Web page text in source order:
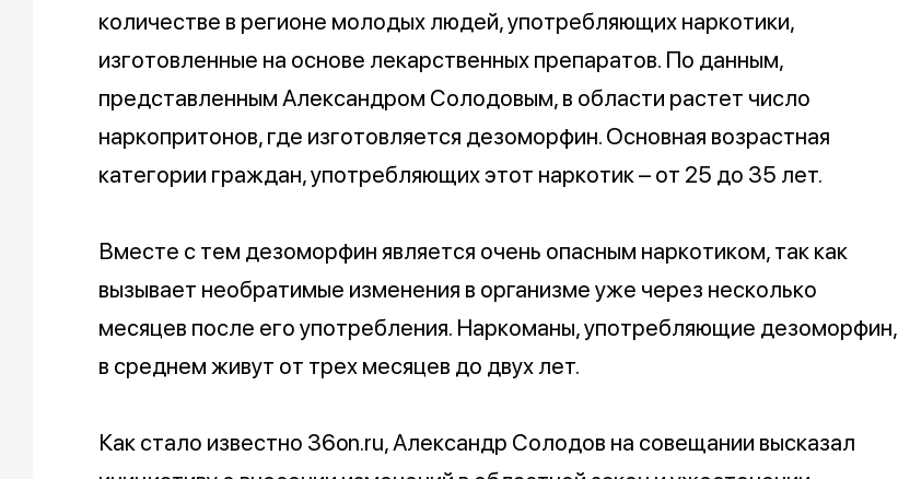
количестве в регионе молодых людей, употребляющих наркотики,
изготовленные на основе лекарственных препаратов. По данным,
представленным Александром Солодовым, в области растет число
наркопритонов, где изготовляется дезоморфин. Основная возрастная
категории граждан, употребляющих этот наркотик – от 25 до 35 лет.
Вместе с тем дезоморфин является очень опасным наркотиком, так как
вызывает необратимые изменения в организме уже через несколько
месяцев после его употребления. Наркоманы, употребляющие дезоморфин,
в среднем живут от трех месяцев до двух лет.
Как стало известно 36on.ru, Александр Солодов на совещании высказал